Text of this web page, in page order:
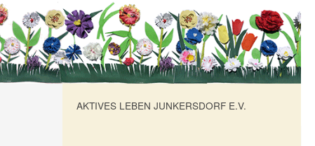
AKTIVES LEBEN JUNKERSDORF E.V.